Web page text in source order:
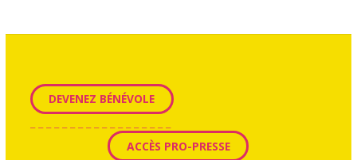
DEVENEZ BÉNÉVOLE
ACCÈS PRO-PRESSE